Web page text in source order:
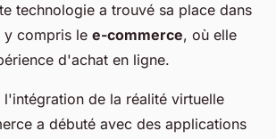
technologie a trouvé sa place dans
y compris le e-commerce, où elle
d'achat en ligne.
l'intégration de la réalité virtuelle
a débuté avec des applications